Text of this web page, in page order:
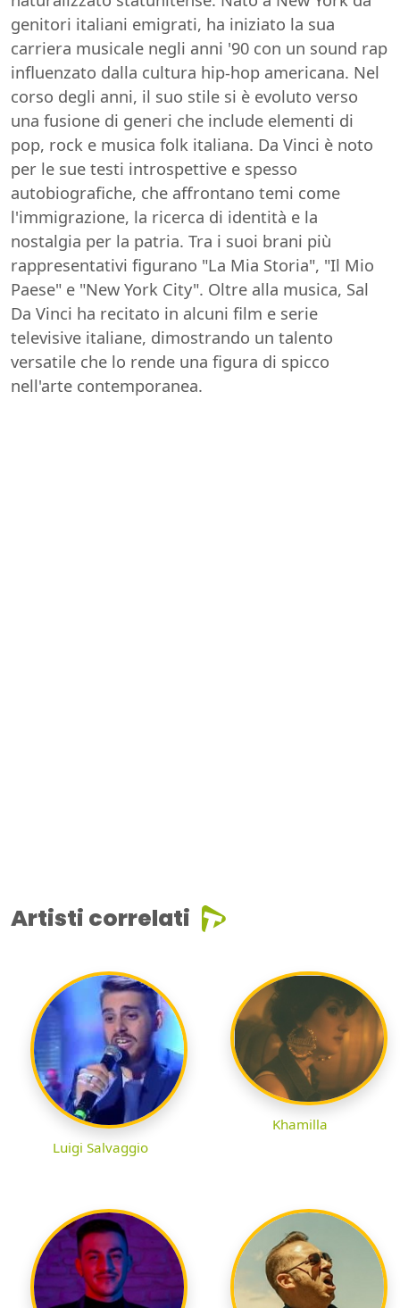
genitori italiani emigrati, ha iniziato la sua
carriera musicale negli anni '90 con un sound rap
influenzato dalla cultura hip-hop americana. Nel
corso degli anni, il suo stile si è evoluto verso
una fusione di generi che include elementi di
pop, rock e musica folk italiana. Da Vinci è noto
per le sue testi introspettive e spesso
autobiografiche, che affrontano temi come
l'immigrazione, la ricerca di identità e la
nostalgia per la patria. Tra i suoi brani più
rappresentativi figurano "La Mia Storia", "Il Mio
Paese" e "New York City". Oltre alla musica, Sal
Da Vinci ha recitato in alcuni film e serie
televisive italiane, dimostrando un talento
versatile che lo rende una figura di spicco
nell'arte contemporanea.
Artisti correlati
Luigi Salvaggio
Khamilla